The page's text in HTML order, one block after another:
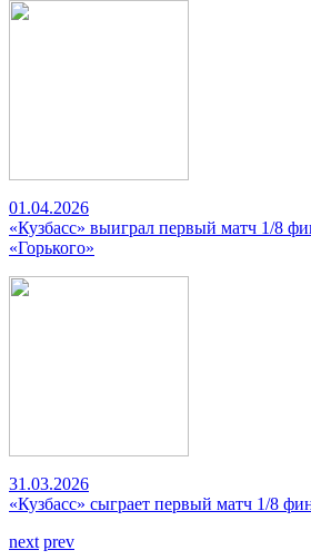
01.04.2026
«Кузбасс» выиграл первый матч 1/8
«Горького»
31.03.2026
«Кузбасс» сыграет первый матч 1/8
next prev